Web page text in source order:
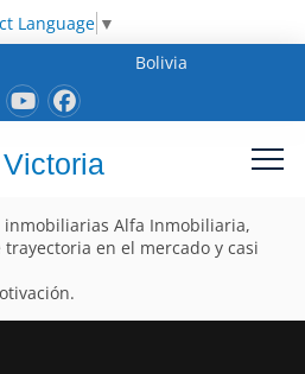
Language ▼
Bolivia
inmobiliarias Alfa Inmobiliaria,
en el mercado y casi